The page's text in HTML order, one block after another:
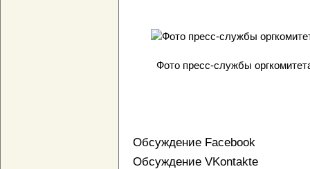
Фото пресс-службы
Обсуждение Facebook
Обсуждение VKontakte